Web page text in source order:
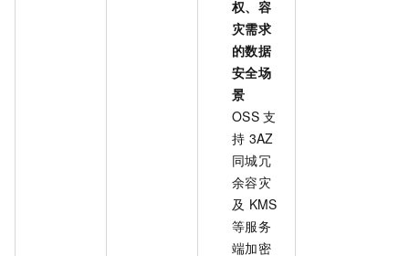
权、容
灾需求
的数据
安全场
景
OSS 支
持 3AZ
同城冗
余容灾
及 KMS
等服务
端加密